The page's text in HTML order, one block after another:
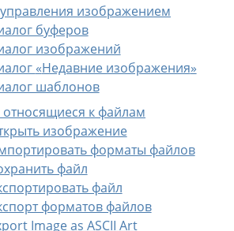
изображением
буферов
изображений
«Недавние изображения»
шаблонов
относящиеся к файлам
изображение
форматы файлов
файл
файл
форматов файлов
Image as ASCII Art